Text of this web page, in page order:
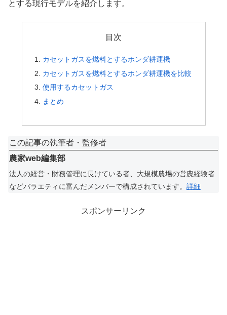
とする現行モデルを紹介します。
目次
カセットガスを燃料とするホンダ耕運機
カセットガスを燃料とするホンダ耕運機を比較
使用するカセットガス
まとめ
この記事の執筆者・監修者
農家web編集部
法人の経営・財務管理に長けている者、大規模農場の営農経験者
などバラエティに富んだメンバーで構成されています。 詳細
スポンサーリンク